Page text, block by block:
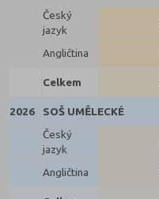
Český
jazyk
Angličtina
Celkem
2026
SOŠ UMĚLECKÉ
Český
jazyk
Angličtina